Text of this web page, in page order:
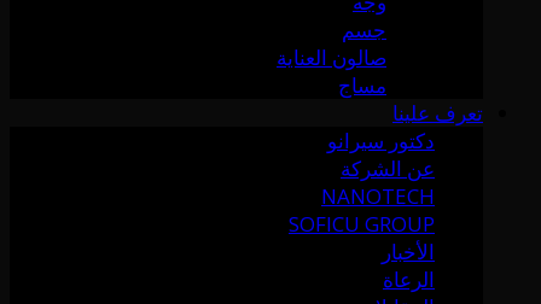
جسم
صالون العناية
مساج
تعرف علينا
دكتور سيرانو
عن الشركة
NANOTECH
SOFICU GROUP
الأخبار
الرعاة